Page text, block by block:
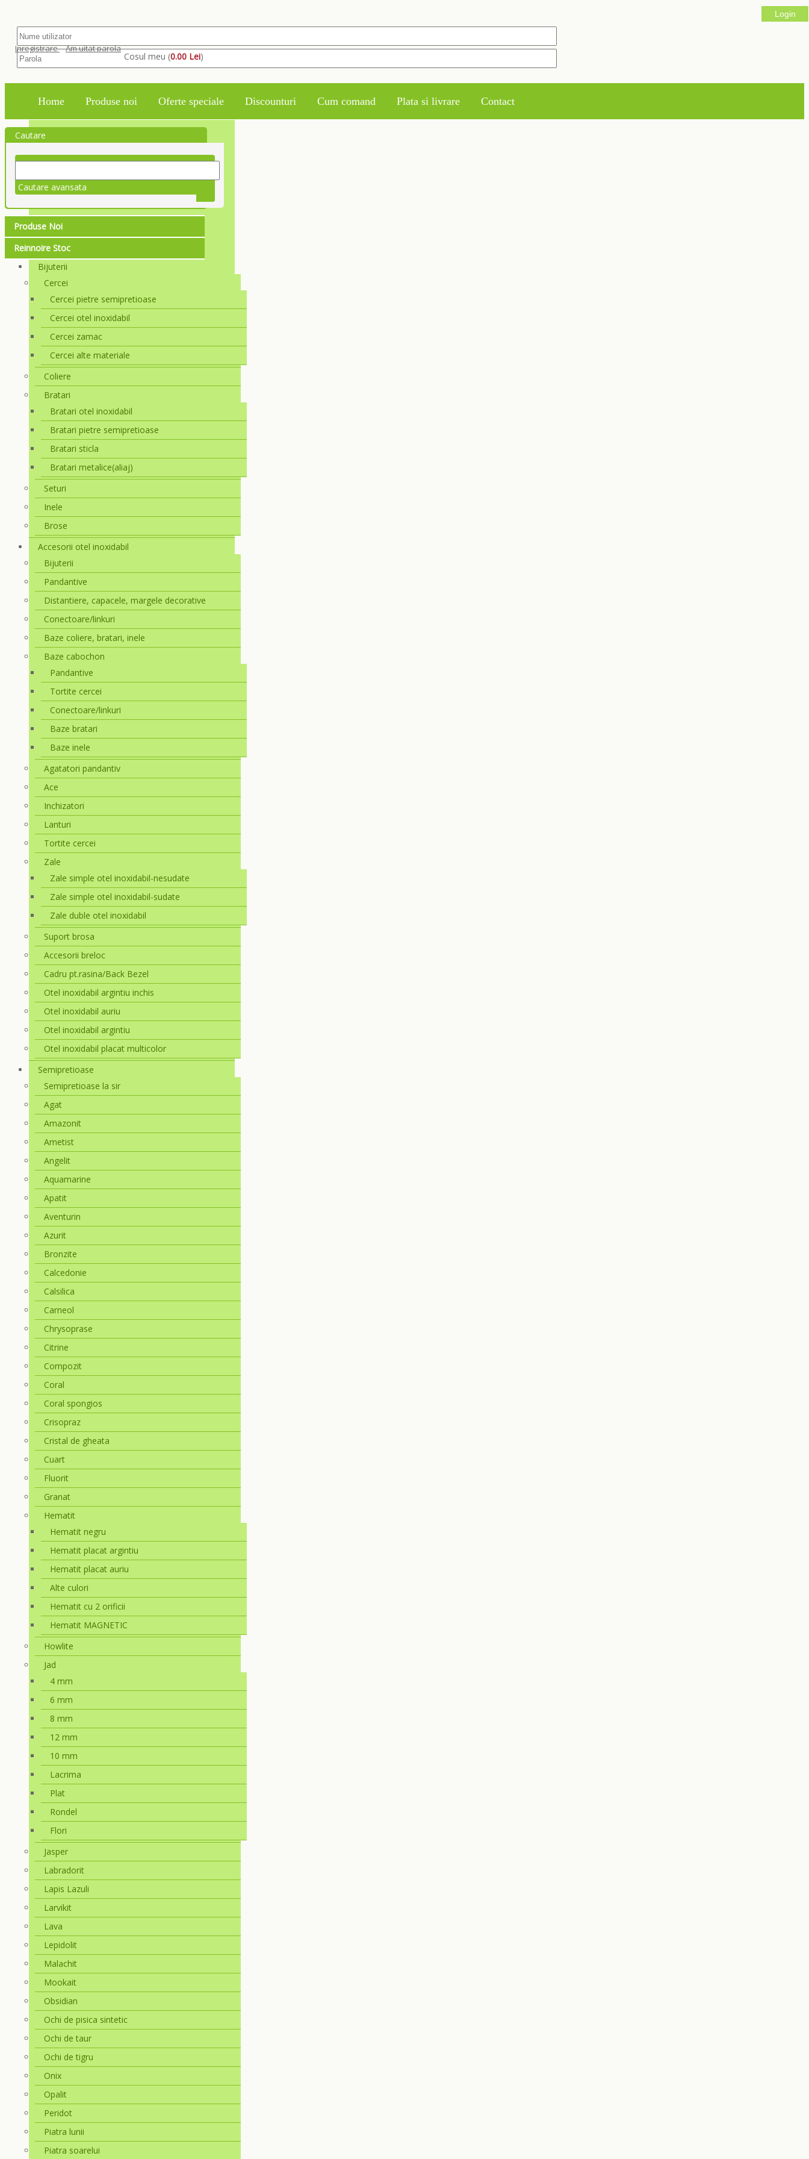
Cosul meu (0.00 Lei)
Inregistrare Am uitat parola
Home Produse noi Oferte speciale Discounturi Cum comand Plata si livrare Contact
Cautare
Cautare avansata
Produse Noi
Reinnoire Stoc
Bijuterii
Cercei
Cercei pietre semipretioase
Cercei otel inoxidabil
Cercei zamac
Cercei alte materiale
Coliere
Bratari
Bratari otel inoxidabil
Bratari pietre semipretioase
Bratari sticla
Bratari metalice(aliaj)
Seturi
Inele
Brose
Accesorii otel inoxidabil
Bijuterii
Pandantive
Distantiere, capacele, margele decorative
Conectoare/linkuri
Baze coliere, bratari, inele
Baze cabochon
Pandantive
Tortite cercei
Conectoare/linkuri
Baze bratari
Baze inele
Agatatori pandantiv
Ace
Inchizatori
Lanturi
Tortite cercei
Zale
Zale simple otel inoxidabil-nesudate
Zale simple otel inoxidabil-sudate
Zale duble otel inoxidabil
Suport brosa
Accesorii breloc
Cadru pt.rasina/Back Bezel
Otel inoxidabil argintiu inchis
Otel inoxidabil auriu
Otel inoxidabil argintiu
Otel inoxidabil placat multicolor
Semipretioase
Semipretioase la sir
Agat
Amazonit
Ametist
Angelit
Aquamarine
Apatit
Aventurin
Azurit
Bronzite
Calcedonie
Calsilica
Carneol
Chrysoprase
Citrine
Compozit
Coral
Coral spongios
Crisopraz
Cristal de gheata
Cuart
Fluorit
Granat
Hematit
Hematit negru
Hematit placat argintiu
Hematit placat auriu
Alte culori
Hematit cu 2 orificii
Hematit MAGNETIC
Howlite
Jad
4 mm
6 mm
8 mm
12 mm
10 mm
Lacrima
Plat
Rondel
Flori
Jasper
Labradorit
Lapis Lazuli
Larvikit
Lava
Lepidolit
Malachit
Mookait
Obsidian
Ochi de pisica sintetic
Ochi de taur
Ochi de tigru
Onix
Opalit
Peridot
Piatra lunii
Piatra soarelui